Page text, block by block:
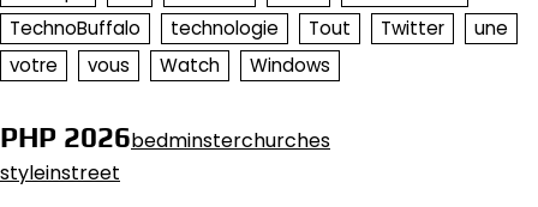
TechnoBuffalo
technologie Tout Twitter
une
votre
vous Watch Windows
PHP 2026bedminsterchurches
styleinstreet